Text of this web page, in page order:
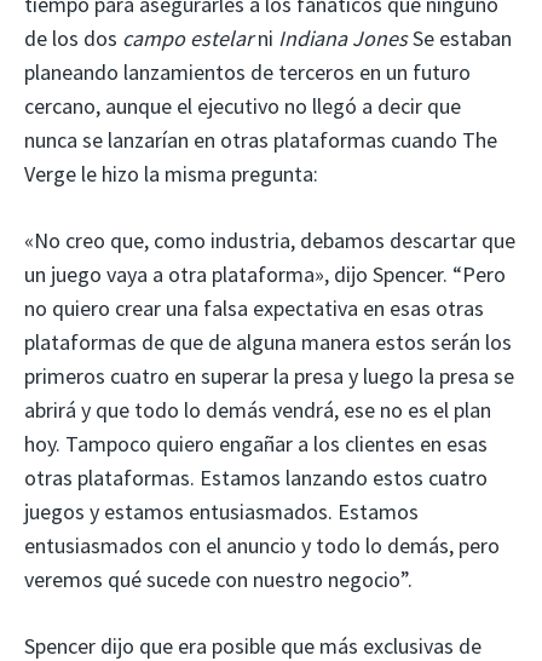
de los dos campo estelarni Indiana JonesSe estaban
planeando lanzamientos de terceros en un futuro
cercano, aunque el ejecutivo no llegó a decir que
nunca se lanzarían en otras plataformas cuando The
Verge le hizo la misma pregunta:
«No creo que, como industria, debamos descartar que
un juego vaya a otra plataforma», dijo Spencer. “Pero
no quiero crear una falsa expectativa en esas otras
plataformas de que de alguna manera estos serán los
primeros cuatro en superar la presa y luego la presa se
abrirá y que todo lo demás vendrá, ese no es el plan
hoy. Tampoco quiero engañar a los clientes en esas
otras plataformas. Estamos lanzando estos cuatro
juegos y estamos entusiasmados. Estamos
entusiasmados con el anuncio y todo lo demás, pero
veremos qué sucede con nuestro negocio”.
Spencer dijo que era posible que más exclusivas de